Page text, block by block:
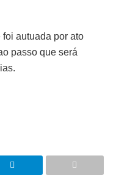
autuada por ato
passo que será